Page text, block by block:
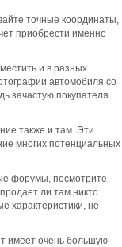
точные координаты,
приобрести именно
и в разных
автомобиля со
зачастую покупателя
также и там. Эти
многих потенциальных
форумы, посмотрите
ли там никто
характеристики, не
имеет очень большую